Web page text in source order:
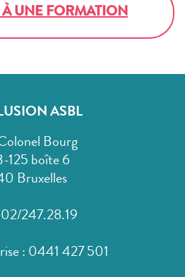
À UNE FORMATION
ASBL
Bourg
125 boîte 6
Bruxelles
02/247.28.19
: 0441 427 501